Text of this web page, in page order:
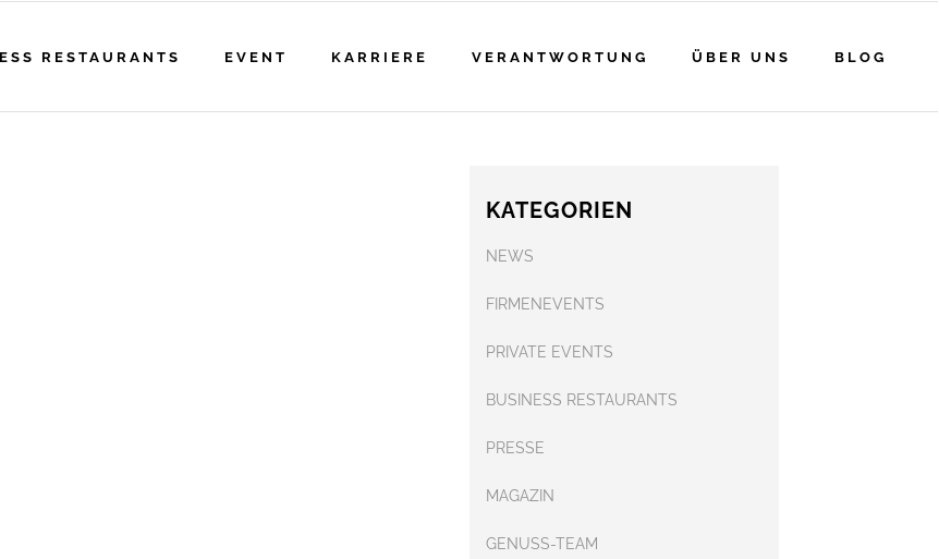
RESTAURANTS EVENT KARRIERE VERANTWORTUNG ÜBER UNS BLOG
KATEGORIEN
NEWS
FIRMENEVENTS
PRIVATE EVENTS
BUSINESS RESTAURANTS
PRESSE
MAGAZIN
GENUSS-TEAM